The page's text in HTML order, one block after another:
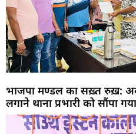
भाजपा मण्डल का सख़्त रुख़:
लगाने थाना प्रभारी को सौंपा